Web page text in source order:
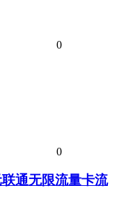
0
0
通无限流量卡流